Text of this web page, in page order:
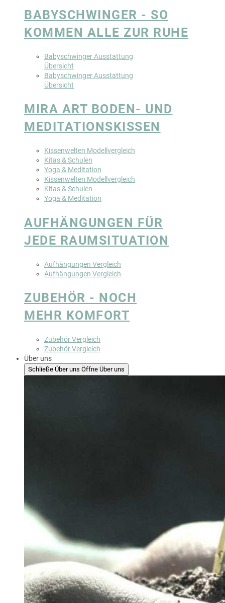
BABYSCHWINGER - SO
KOMMEN ALLE ZUR RUHE
Babyschwinger Ausstattung
Übersicht
Babyschwinger Ausstattung
Übersicht
MIRA ART BODEN- UND
MEDITATIONSKISSEN
Kissenwelten Modellvergleich
Kitas & Schulen
Yoga & Meditation
Kissenwelten Modellvergleich
Kitas & Schulen
Yoga & Meditation
AUFHÄNGUNGEN FÜR
JEDE RAUMSITUATION
Aufhängungen Vergleich
Aufhängungen Vergleich
ZUBEHÖR - NOCH
MEHR KOMFORT
Zubehör Vergleich
Zubehör Vergleich
Über uns
Schließe Über uns Öffne Über uns